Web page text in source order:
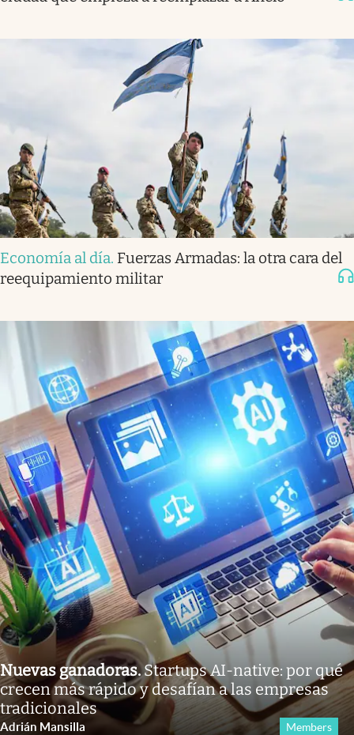
Economía al día. Fuerzas Armadas: la otra cara del
reequipamiento militar
Nuevas ganadoras.Startups AI-native: por qué
crecen más rápido y desafían a las empresas
tradicionales
Adrián Mansilla Members